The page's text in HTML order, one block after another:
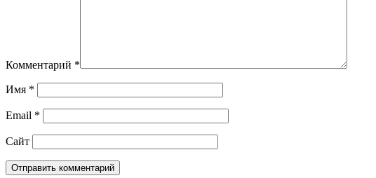
Комментарий *
Имя *
Email *
Сайт